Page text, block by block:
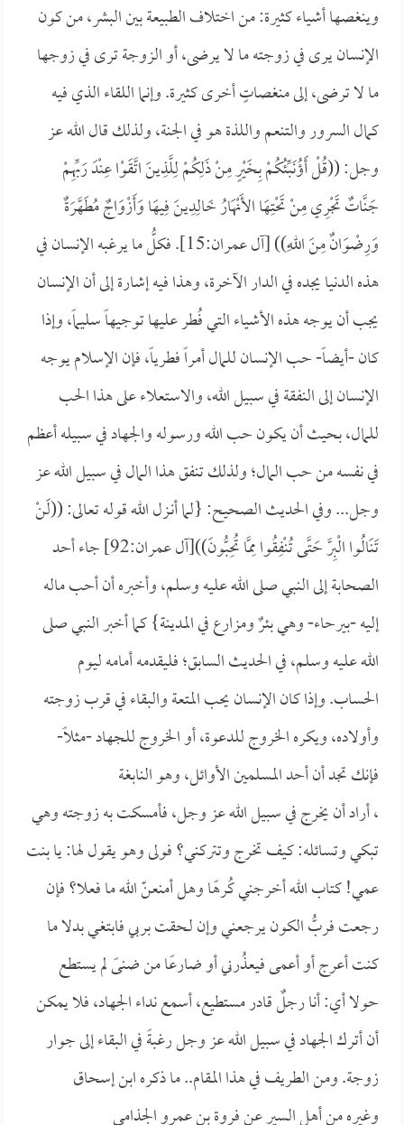
وينغصها أشياء كثيرة: من اختلاف الطبيعة بين البشر، من كون
الإنسان يرى في زوجته ما لا يرضى، أو الزوجة ترى في زوجها
ما لا ترضى، إلى منغصاتٍ أخرى كثيرة. وإنما اللقاء الذي فيه
كمال السرور والتنعم واللذة هو في الجنة، ولذلك قال الله عز
وجل: ((قُلْ أَؤُنَبِّئُكُمْ بِخَيْرٍ مِنْ ذَلِكُمْ لِلَّذِينَ اتَّقَوْا عِنْدَ رَبِّهِمْ
جَنَّاتٌ تَجْرِي مِنْ تَحْتِهَا الأَنْهَارُ خَالِدِينَ فِيهَا وَأَزْوَاجٌ مُطَهَّرَةٌ
وَرِضْوَانٌ مِنَ اللهِ)) [آل عمران:15]. فكلُّ ما يرغبه الإنسان في
هذه الدنيا يجده في الدار الآخرة، وهذا فيه إشارة إلى أن الإنسان
يجب أن يوجه هذه الأشياء التي فُطر عليها توجيهاً سليماً، وإذا
كان -أيضاً- حب الإنسان للمال أمراً فطرياً، فإن الإسلام يوجه
الإنسان إلى النفقة في سبيل الله، والاستعلاء على هذا الحب
للمال، بحيث أن يكون حب الله ورسوله والجهاد في سبيله أعظم
في نفسه من حب المال؛ ولذلك تنفق هذا المال في سبيل الله عز
وجل... وفي الحديث الصحيح: {لما أنـزل الله قوله تعالى: ((لَنْ
تَنَالُوا الْبِرَّ حَتَّى تُنْفِقُوا مِمَّا تُحِبُّونَ))[آل عمران:92] جاء أحد
الصحابة إلى النبي صلى الله عليه وسلم، وأخبره أن أحب ماله
إليه -بيرحاء- وهي بئرٌ ومزارع فيالمدينة} كما أخبر النبي صلى
الله عليه وسلم، في الحديث السابق؛ فليقدمه أمامه ليوم
الحساب. وإذا كان الإنسان يحب المتعة والبقاء في قرب زوجته
وأولاده، ويكره الخروج للدعوة، أو الخروج للجهاد -مثلاً-
فإنك تجد أن أحد المسلمين الأوائل، وهوالنابغة
، أراد أن يخرج في سبيل الله عز وجل، فأمسكت به زوجته وهي
تبكي وتسائله: كيف تخرج وتتركني؟ فولى وهو يقول لها:يا بنت
عمي! كتاب الله أخرجني كُرهًا وهل أمنعنّ الله ما فعلا؟فإن
رجعت فربُّ الكون يرجعني وإن لـحقت بربي فابتغـي بدلاما
كنت أعرج أو أعمى فيعذُرني أو ضارعًا من ضنىً لم يستطع
حولا أي: أنا رجلٌ قادر مستطيع، أسمع نداء الجهاد، فلا يمكن
أن أترك الجهاد في سبيل الله عز وجل رغبةً في البقاء إلى جوار
زوجة. ومن الطريف في هذا المقام.. ما ذكرهابن إسحاق
وغيره من أهل السير عنفروة بن عمرو الجذامي